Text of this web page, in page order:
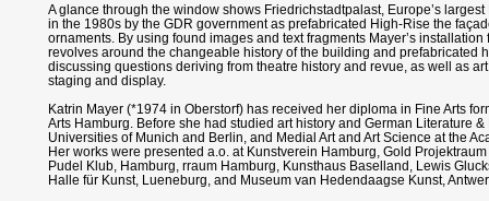
A glance through the window shows Friedrichstadtpalast, Europe’s
in the 1980s by the GDR government as prefabricated High-Rise the
ornaments. By using found images and text fragments Mayer’s
revolves around the changeable history of the building and prefabricated
discussing questions deriving from theatre history and revue, as well as
staging and display.
Katrin Mayer (*1974 in Oberstorf) has received her diploma in Fine Arts
Arts Hamburg. Before she had studied art history and German Literature
Universities of Munich and Berlin, and Medial Art and Art Science at the
Her works were presented a.o. at Kunstverein Hamburg, Gold
Pudel Klub, Hamburg, rraum Hamburg, Kunsthaus Baselland, Lewis
Halle für Kunst, Lueneburg, and Museum van Hedendaagse Kunst,